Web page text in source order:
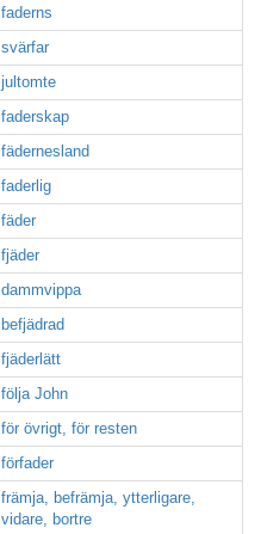
faderns
svärfar
jultomte
faderskap
fädernesland
faderlig
fäder
fjäder
dammvippa
befjädrad
fjäderlätt
följa John
för övrigt, för resten
förfader
främja, befrämja, ytterligare,
vidare, bortre